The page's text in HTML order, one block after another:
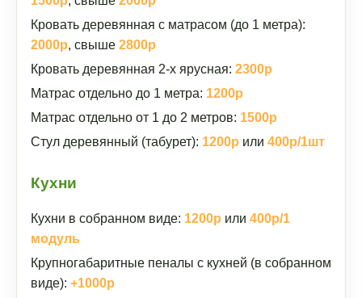
Кровать деревянная с матрасом (до 1 метра):
2000р, свыше 2800р
Кровать деревянная 2-х ярусная: 2300р
Матрас отдельно до 1 метра: 1200р
Матрас отдельно от 1 до 2 метров: 1500р
Стул деревянный (табурет): 1200р или 400р/1шт
Кухни
Кухни в собранном виде: 1200р или 400р/1
модуль
Крупногабаритные пеналы с кухней (в собранном
виде): +1000р